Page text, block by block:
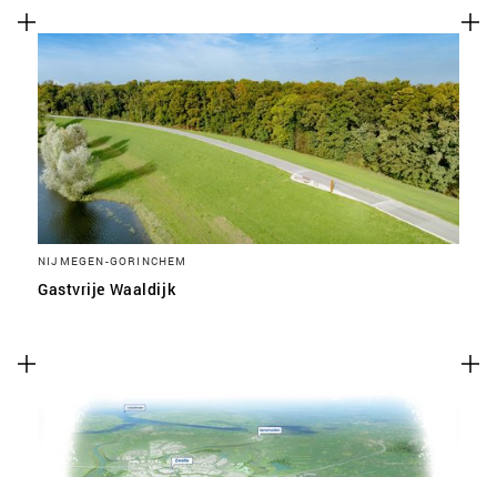
NIJMEGEN-GORINCHEM
Gastvrije Waaldijk